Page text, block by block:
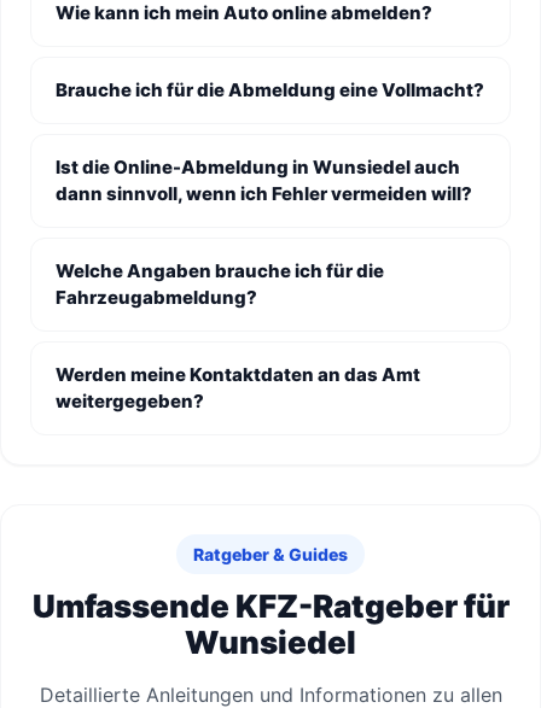
Wie kann ich mein Auto online abmelden?
Brauche ich für die Abmeldung eine Vollmacht?
Ist die Online-Abmeldung in Wunsiedel auch
dann sinnvoll, wenn ich Fehler vermeiden will?
Welche Angaben brauche ich für die
Fahrzeugabmeldung?
Werden meine Kontaktdaten an das Amt
weitergegeben?
Ratgeber & Guides
Umfassende KFZ-Ratgeber für
Wunsiedel
Detaillierte Anleitungen und Informationen zu allen